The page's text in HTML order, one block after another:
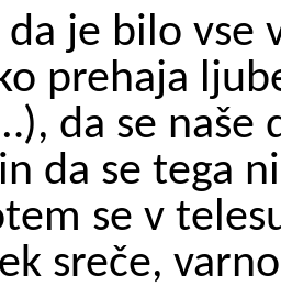
je bilo vse
prehaja
da se naše
da se tega
se v
sreče,